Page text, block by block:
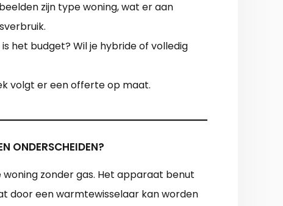
zijn type woning, wat er aan
het budget? Wil je hybride of volledig
volgt er een offerte op maat.
ONDERSCHEIDEN?
zonder gas. Het apparaat benut
door een warmtewisselaar kan worden